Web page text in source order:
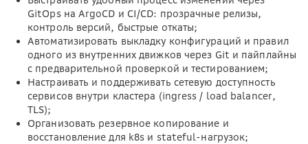
GitOps на ArgoCD и CI/CD: прозрачные релизы,
контроль версий, быстрые откаты;
Автоматизировать выкладку конфигураций и правил
одного из внутренних движков через Git и пайплайны
с предварительной проверкой и тестированием;
Настраивать и поддерживать сетевую доступность
сервисов внутри кластера (ingress / load balancer,
TLS);
Организовать резервное копирование и
восстановление для k8s и stateful-нагрузок;